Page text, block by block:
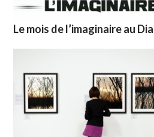
Le mois de l’imaginaire au